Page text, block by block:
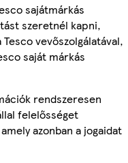
sajátmárkás
szeretnél kapni,
vevőszolgálatával,
saját márkás
rendszeresen
felelősséget
azonban a jogaidat